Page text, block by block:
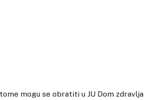
mogu se obratiti u JU Dom zdravlja